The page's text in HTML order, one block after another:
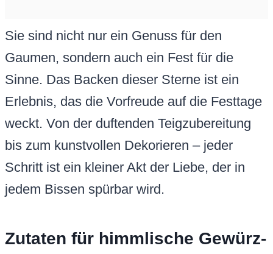
Sie sind nicht nur ein Genuss für den
Gaumen, sondern auch ein Fest für die
Sinne. Das Backen dieser Sterne ist ein
Erlebnis, das die Vorfreude auf die Festtage
weckt. Von der duftenden Teigzubereitung
bis zum kunstvollen Dekorieren – jeder
Schritt ist ein kleiner Akt der Liebe, der in
jedem Bissen spürbar wird.
Zutaten für himmlische Gewürz-